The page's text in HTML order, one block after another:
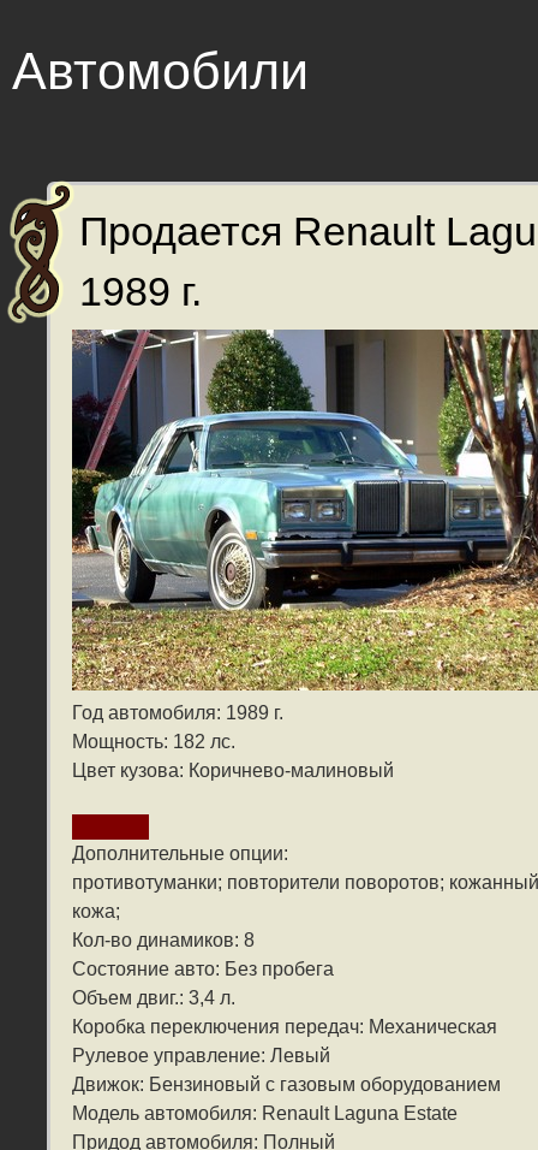
Автомобили
Продается Renault
1989 г.
Год автомобиля: 1989 г.
Мощность: 182 лс.
Цвет кузова: Коричнево-малиновый
Дополнительные опции:
противотуманки; повторители поворотов;
кожа;
Кол-во динамиков: 8
Состояние авто: Без пробега
Объем двиг.: 3,4 л.
Коробка переключения передач: Механическая
Рулевое управление: Левый
Движок: Бензиновый с газовым оборудованием
Модель автомобиля: Renault Laguna Estate
Придод автомобиля: Полный